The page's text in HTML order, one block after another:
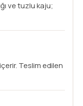
ve tuzlu kaju;
Teslim edilen